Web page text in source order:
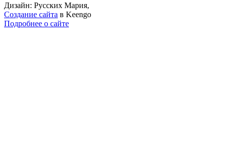
Дизайн: Русских Мария,
Создание сайта в Keengo
Подробнее о сайте